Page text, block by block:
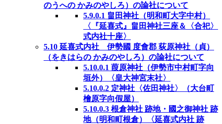
のうへの かみのやしろ）の論社について
5.9.0.1 畠田神社（明和町大字中村）
〈『延喜式』畠田神社三座＆〈合祀〉
式内社十座〉
5.10 延喜式内社 伊勢國 度會郡 荻原神社（貞）
（をきはらの かみのやしろ）の論社について
5.10.0.1 葭原神社（伊勢市中村町字向
垣外）〈皇大神宮末社〉
5.10.0.2 定神社〈佐田神社〉（大台町
檜原字向假屋）
5.10.0.3 根倉神社 跡地・國之御神社 跡
地（明和町根倉）〈延喜式内社 跡